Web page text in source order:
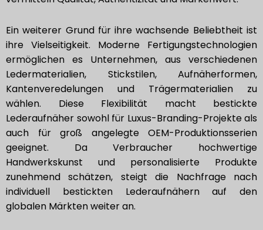
Ein weiterer Grund für ihre wachsende Beliebtheit ist
ihre Vielseitigkeit. Moderne Fertigungstechnologien
ermöglichen es Unternehmen, aus verschiedenen
Ledermaterialien, Stickstilen, Aufnäherformen,
Kantenveredelungen und Trägermaterialien zu
wählen. Diese Flexibilität macht bestickte
Lederaufnäher sowohl für Luxus-Branding-Projekte als
auch für groß angelegte OEM-Produktionsserien
geeignet. Da Verbraucher hochwertige
Handwerkskunst und personalisierte Produkte
zunehmend schätzen, steigt die Nachfrage nach
individuell bestickten Lederaufnähern auf den
globalen Märkten weiter an.